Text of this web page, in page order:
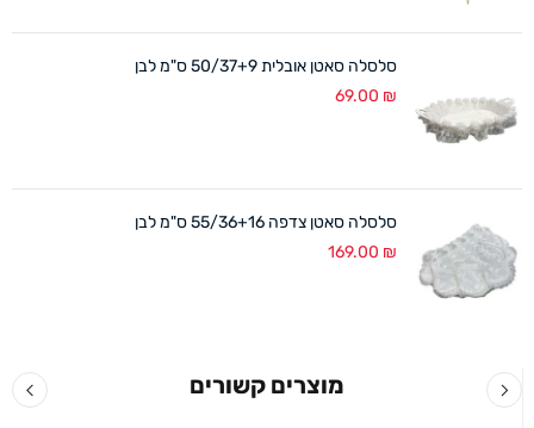
סלסלה סאטן אובלית 50/37+9 ס"מ לבן
69.00 ₪
סלסלה סאטן צדפה 55/36+16 ס"מ לבן
169.00 ₪
מוצרים קשורים